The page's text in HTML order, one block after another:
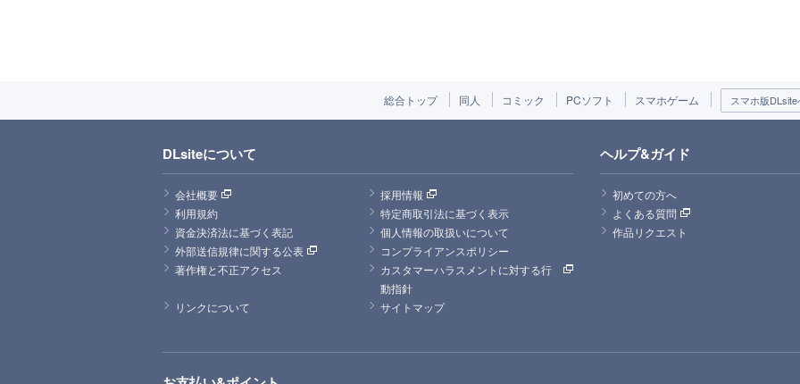
総合トップ 同人 コミック PCソフト スマホゲーム スマホ版DLsite
DLsiteについて
会社概要
採用情報
利用規約
特定商取引法に基づく表示
資金決済法に基づく表記
個人情報の取扱いについて
外部送信規律に関する公表
コンプライアンスポリシー
著作権と不正アクセス
カスタマーハラスメントに対する行
動指針
リンクについて
サイトマップ
ヘルプ&ガイド
初めての方へ
よくある質問
作品リクエスト